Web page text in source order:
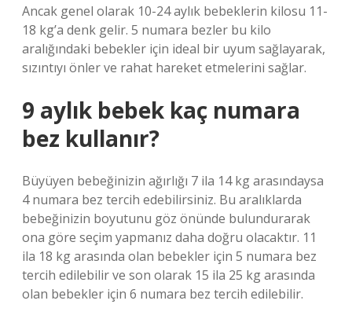
Ancak genel olarak 10-24 aylık bebeklerin kilosu 11-
18 kg’a denk gelir. 5 numara bezler bu kilo
aralığındaki bebekler için ideal bir uyum sağlayarak,
sızıntıyı önler ve rahat hareket etmelerini sağlar.
9 aylık bebek kaç numara
bez kullanır?
Büyüyen bebeğinizin ağırlığı 7 ila 14 kg arasındaysa
4 numara bez tercih edebilirsiniz. Bu aralıklarda
bebeğinizin boyutunu göz önünde bulundurarak
ona göre seçim yapmanız daha doğru olacaktır. 11
ila 18 kg arasında olan bebekler için 5 numara bez
tercih edilebilir ve son olarak 15 ila 25 kg arasında
olan bebekler için 6 numara bez tercih edilebilir.